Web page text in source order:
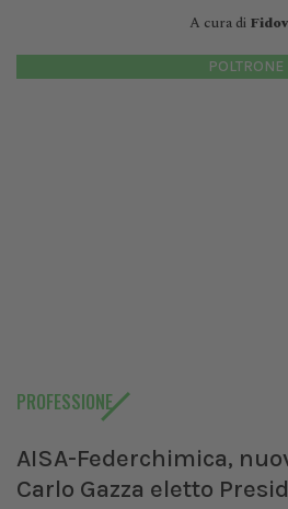
A cura di
POLTRONE
PROFESSIONE
AISA-Federchimica,
Carlo Gazza eletto